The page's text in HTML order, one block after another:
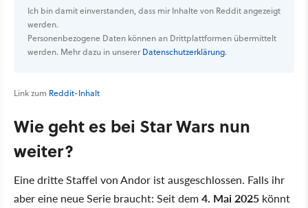
Ich bin damit einverstanden, dass mir Inhalte von Reddit angezeigt
werden.
Personenbezogene Daten können an Drittplattformen übermittelt
werden. Mehr dazu in unsererDatenschutzerklärung.
Link zum Reddit-Inhalt
Wie geht es bei Star Wars nun
weiter?
Eine dritte Staffel von Andor ist ausgeschlossen. Falls ihr
aber eine neue Serie braucht: Seit dem4. Mai 2025 könnt